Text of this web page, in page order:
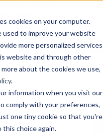
cookies on your computer.
used to improve your website
more personalized services
website and through other
about the cookies we use,
.
information when you visit our
comply with your preferences,
one tiny cookie so that you're
this choice again.